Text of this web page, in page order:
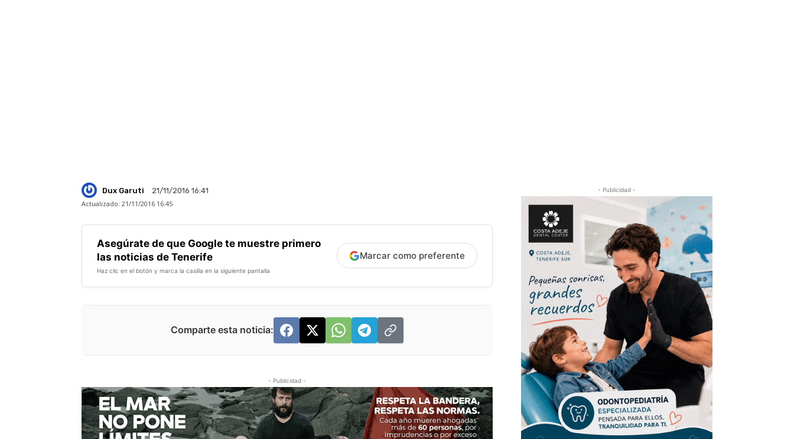
Dux Garuti
21/11/2016 16:41
Actualizado: 21/11/2016 16:45
Asegúrate de que Google te muestre primero
las noticias de Tenerife
Haz clic en el botón y marca la casilla en la siguiente pantalla
Marcar como preferente
Comparte esta noticia:
- Publicidad -
- Publicidad -